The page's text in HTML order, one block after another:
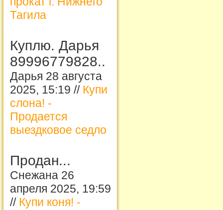
Тагила
Куплю. Дарья
89996779828..
Дарья 28 августа
2025, 15:19 // Купи
слона! -
Продается
выездковое седло
Продан...
Снежана 26
апреля 2025, 19:59
// Купи коня! -